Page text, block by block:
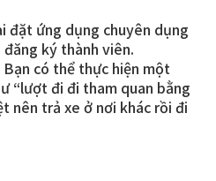
đặt ứng dụng chuyên dụng
đăng ký thành viên.
Bạn có thể thực hiện một
“lượt đi đi tham quan bằng
nên trả xe ở nơi khác rồi đi